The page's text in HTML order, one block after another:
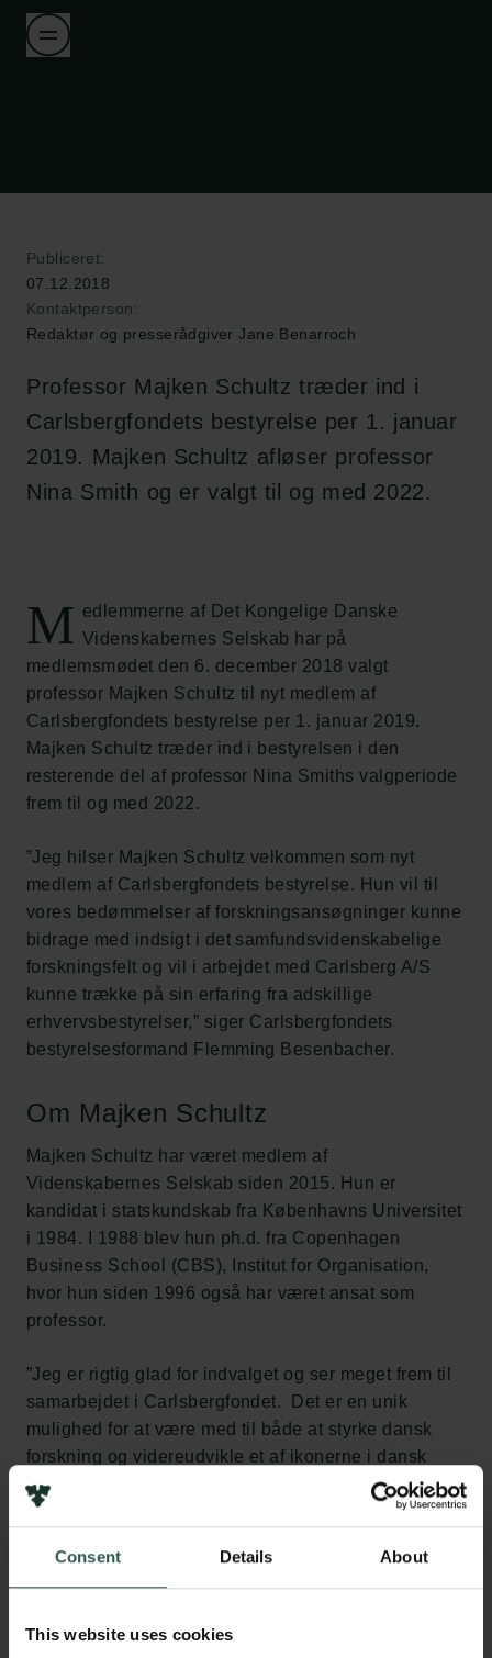
Consent Details About
This website uses cookies
Publiceret:
07.12.2018
Kontaktperson:
Redaktør og presserådgiver Jane Benarroch
Professor Majken Schultz træder ind i
Carlsbergfondets bestyrelse per 1. januar
2019. Majken Schultz afløser professor
Nina Smith og er valgt til og med 2022.
M
edlemmerne af Det Kongelige Danske
Videnskabernes Selskab har på
medlemsmødet den 6. december 2018 valgt
professor Majken Schultz til nyt medlem af
Carlsbergfondets bestyrelse per 1. januar 2019.
Majken Schultz træder ind i bestyrelsen i den
resterende del af professor Nina Smiths valgperiode
frem til og med 2022.
”Jeg hilser Majken Schultz velkommen som nyt
medlem af Carlsbergfondets bestyrelse. Hun vil til
vores bedømmelser af forskningsansøgninger kunne
bidrage med indsigt i det samfundsvidenskabelige
forskningsfelt og vil i arbejdet med Carlsberg A/S
kunne trække på sin erfaring fra adskillige
erhvervsbestyrelser,” siger Carlsbergfondets
bestyrelsesformand Flemming Besenbacher.
Om Majken Schultz
Majken Schultz har været medlem af
Videnskabernes Selskab siden 2015. Hun er
kandidat i statskundskab fra Københavns Universitet
i 1984. I 1988 blev hun ph.d. fra Copenhagen
Business School (CBS), Institut for Organisation,
hvor hun siden 1996 også har været ansat som
professor.
”Jeg er rigtig glad for indvalget og ser meget frem til
samarbejdet i Carlsbergfondet. Det er en unik
mulighed for at være med til både at styrke dansk
forskning og videreudvikle et af ikonerne i dansk
erhvervsliv, siger Majken Schultz.
særligt bidraget til teoriudviklingen inden for kultur-
og identitetsbegrebet. Hun har i de senere år især